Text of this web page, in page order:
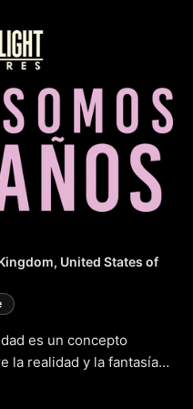
United States of
es un concepto
la realidad y la fantasía
un árbol ancestral,